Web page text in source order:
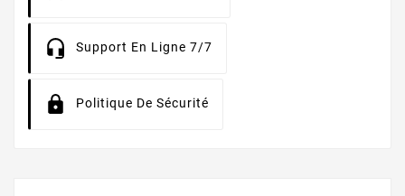
Support En Ligne 7/7
Politique De Sécurité